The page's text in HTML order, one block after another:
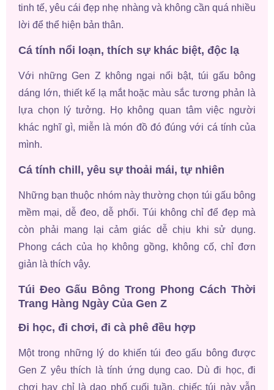
tinh tế, yêu cái đẹp nhẹ nhàng và không cần quá nhiều
lời để thể hiện bản thân.
Cá tính nổi loạn, thích sự khác biệt, độc lạ
Với những Gen Z không ngại nổi bật, túi gấu bông
dáng lớn, thiết kế lạ mắt hoặc màu sắc tương phản là
lựa chọn lý tưởng. Họ không quan tâm việc người
khác nghĩ gì, miễn là món đồ đó đúng với cá tính của
mình.
Cá tính chill, yêu sự thoải mái, tự nhiên
Những bạn thuộc nhóm này thường chọn túi gấu bông
mềm mại, dễ đeo, dễ phối. Túi không chỉ để đẹp mà
còn phải mang lại cảm giác dễ chịu khi sử dụng.
Phong cách của họ không gồng, không cố, chỉ đơn
giản là thích vậy.
Túi Đeo Gấu Bông Trong Phong Cách Thời
Trang Hàng Ngày Của Gen Z
Đi học, đi chơi, đi cà phê đều hợp
Một trong những lý do khiến túi đeo gấu bông được
Gen Z yêu thích là tính ứng dụng cao. Dù đi học, đi
chơi hay chỉ là dạo phố cuối tuần, chiếc túi này vẫn